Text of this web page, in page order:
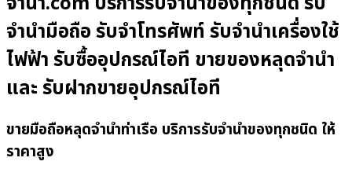
จำนำมือถือ รับจำโทรศัพท์ รับจำนำเครื่องใช้
ไฟฟ้า รับซื้ออุปกรณ์ไอที ขายของหลุดจำนำ
และ รับฝากขายอุปกรณ์ไอที
ขายมือถือหลุดจำนำท่าเรือ บริการรับจำนำของทุกชนิด ให้
ราคาสูง